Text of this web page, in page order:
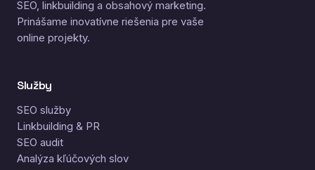
SEO, linkbuilding a obsahový marketing.
Prinášame inovatívne riešenia pre vaše
online projekty.
Služby
SEO služby
Linkbuilding & PR
SEO audit
Analýza kľúčových slov